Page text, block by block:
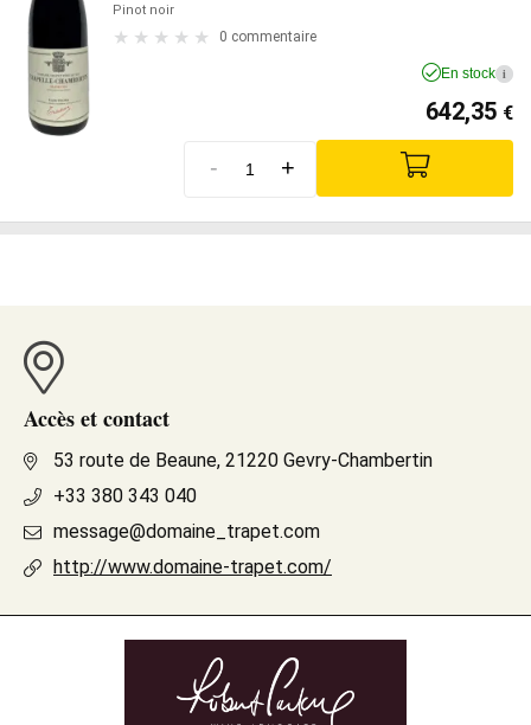
Pinot noir
0 commentaire
En stock i
642,35 €
- +
Accès et contact
53 route de Beaune, 21220 Gevry-Chambertin
+33 380 343 040
message@domaine_trapet.com
http://www.domaine-trapet.com/